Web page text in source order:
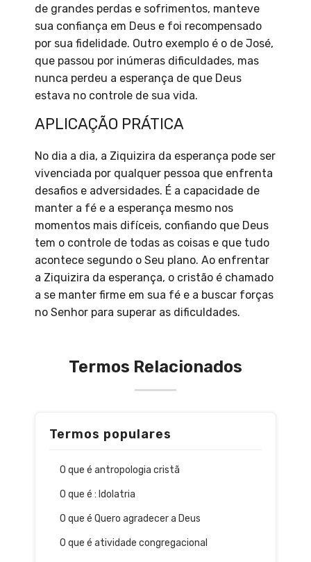
de grandes perdas e sofrimentos, manteve
sua confiança em Deus e foi recompensado
por sua fidelidade. Outro exemplo é o de José,
que passou por inúmeras dificuldades, mas
nunca perdeu a esperança de que Deus
estava no controle de sua vida.
APLICAÇÃO PRÁTICA
No dia a dia, a Ziquizira da esperança pode ser
vivenciada por qualquer pessoa que enfrenta
desafios e adversidades. É a capacidade de
manter a fé e a esperança mesmo nos
momentos mais difíceis, confiando que Deus
tem o controle de todas as coisas e que tudo
acontece segundo o Seu plano. Ao enfrentar
a Ziquizira da esperança, o cristão é chamado
a se manter firme em sua fé e a buscar forças
no Senhor para superar as dificuldades.
Termos Relacionados
Termos populares
O que é antropologia cristã
O que é : Idolatria
O que é Quero agradecer a Deus
O que é atividade congregacional